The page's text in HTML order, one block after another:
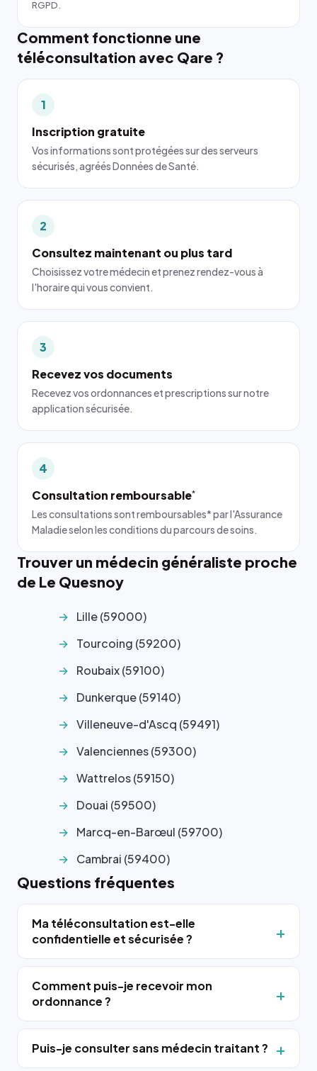
RGPD.
Comment fonctionne une
téléconsultation avec Qare ?
1
Inscription gratuite
Vos informations sont protégées sur des serveurs
sécurisés, agréés Données de Santé.
2
Consultez maintenant ou plus tard
Choisissez votre médecin et prenez rendez-vous à
l'horaire qui vous convient.
3
Recevez vos documents
Recevez vos ordonnances et prescriptions sur notre
application sécurisée.
4
Consultation remboursable*
Les consultations sont remboursables* par l'Assurance
Maladie selon les conditions du parcours de soins.
Trouver un médecin généraliste proche
de Le Quesnoy
Lille (59000)
Tourcoing (59200)
Roubaix (59100)
Dunkerque (59140)
Villeneuve-d'Ascq (59491)
Valenciennes (59300)
Wattrelos (59150)
Douai (59500)
Marcq-en-Barœul (59700)
Cambrai (59400)
Questions fréquentes
Ma téléconsultation est-elle
confidentielle et sécurisée ?
Comment puis-je recevoir mon
ordonnance ?
Puis-je consulter sans médecin traitant ?